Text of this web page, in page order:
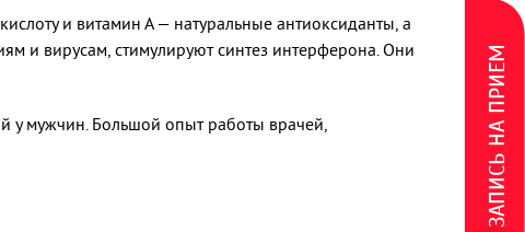
и витамин А — натуральные антиоксиданты, а
и вирусам, стимулируют синтез интерферона. Они
у мужчин. Большой опыт работы врачей,
ЗАПИСЬ НА ПРИЕМ